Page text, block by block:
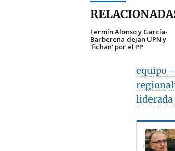
Fermín Alonso y García-
Barberena dejan UPN y
'fichan' por el PP
equipo
liderada